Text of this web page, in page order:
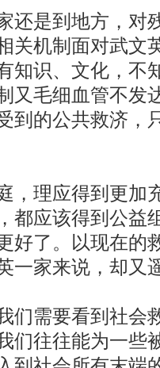
是到地方，对
关机制面对武文
知识、文化，不
又毛细血管不发
到的公共救济，
理应得到更加
都应该得到公益
好了。以现在的
一家来说，却又
需要看到社会
们往往能为一些